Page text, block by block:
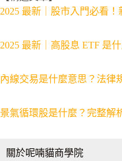
2025 最新｜股市入門必看
2025 最新｜高股息 ETF 是
內線交易是什麼意思？法律
景氣循環股是什麼？完整解
關於呢喃貓商學院